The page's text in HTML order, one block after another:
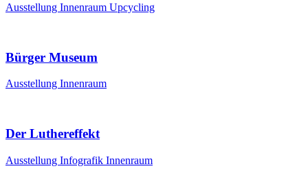
Ausstellung Innenraum Upcycling
Bürger Museum
Ausstellung Innenraum
Der Luthereffekt
Ausstellung Infografik Innenraum